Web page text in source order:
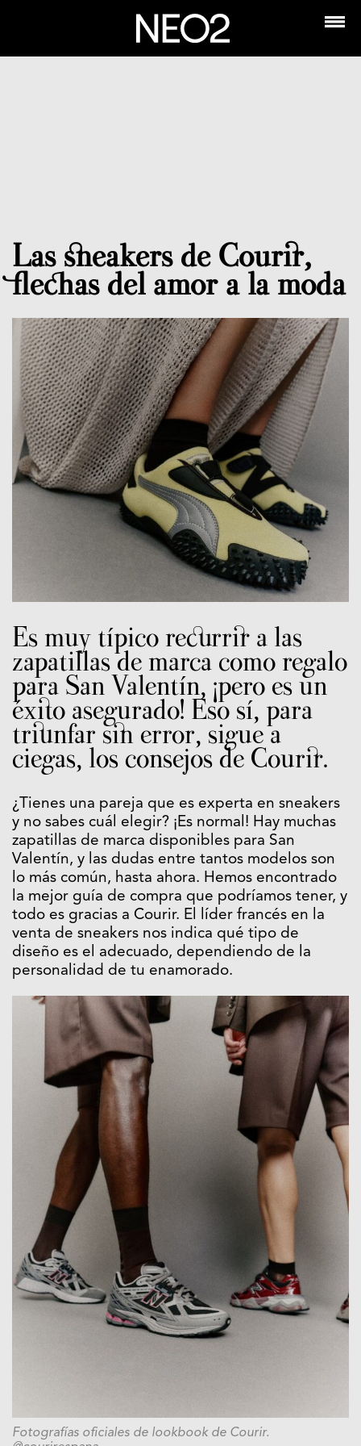
Las sneakers de Courir,
flechas del amor a la moda
Es muy típico recurrir a las
zapatillas de marca como regalo
para San Valentín, ¡pero es un
éxito asegurado! Eso sí, para
triunfar sin error, sigue a
ciegas, los consejos de Courir.
¿Tienes una pareja que es experta en sneakers
y no sabes cuál elegir? ¡Es normal! Hay muchas
zapatillas de marca disponibles para San
Valentín, y las dudas entre tantos modelos son
lo más común, hasta ahora. Hemos encontrado
la mejor guía de compra que podríamos tener, y
todo es gracias a Courir. El líder francés en la
venta de sneakers nos indica qué tipo de
diseño es el adecuado, dependiendo de la
personalidad de tu enamorado.
Fotografías oficiales de lookbook de Courir.